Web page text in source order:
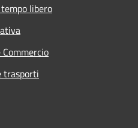
libero
Commercio
trasporti